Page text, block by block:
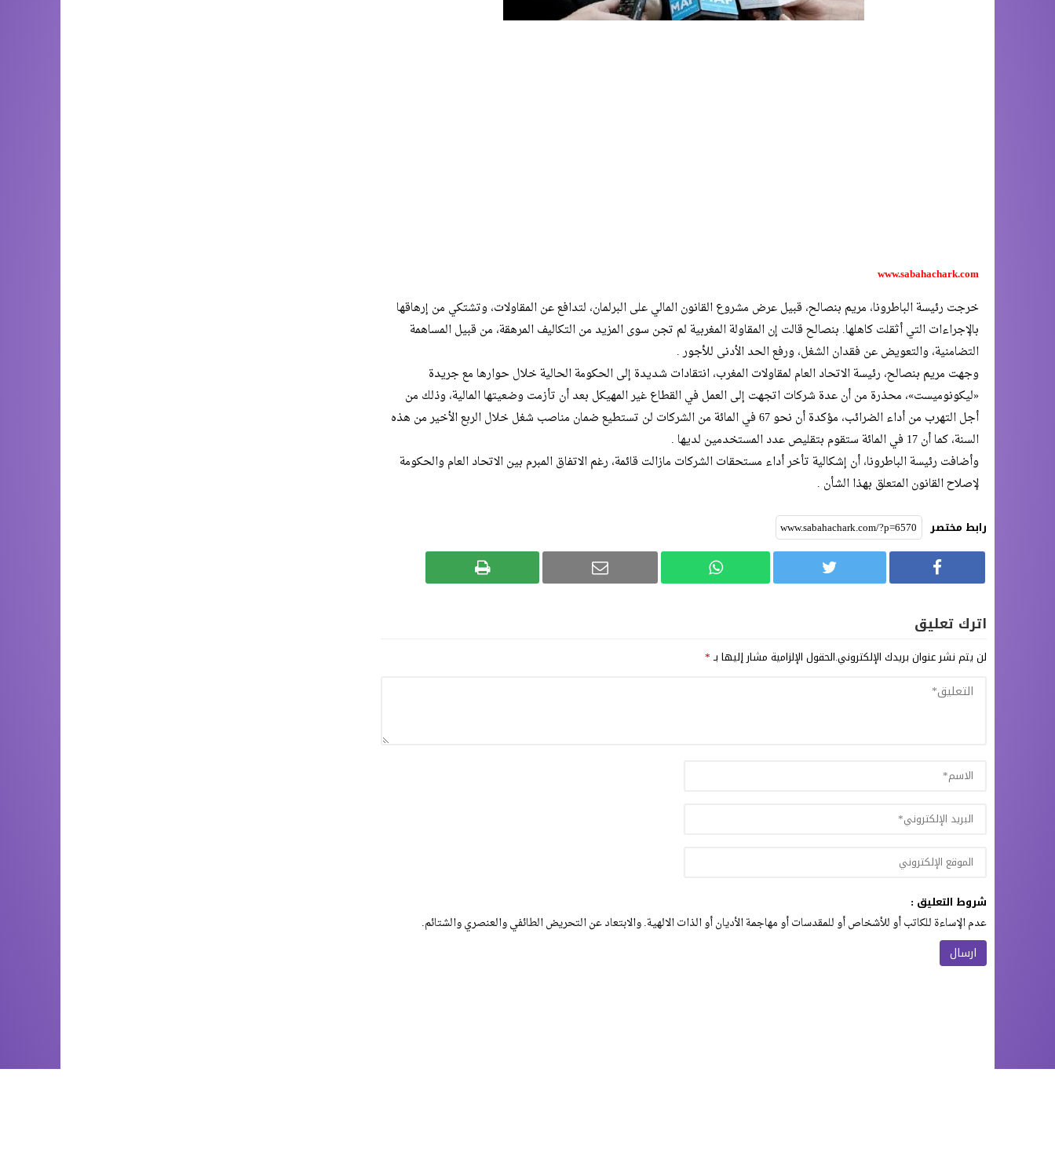
www.sabahachark.com
خرجت رئيسة الباطرونا، مريم بنصالح، قبيل عرض مشروع القانون المالي على البرلمان، لتدافع عن المقاولات، وتشتكي من إرهاقها
بالإجراءات التي أثقلت كاهلها. بنصالح قالت إن المقاولة المغربية لم تجن سوى المزيد من التكاليف المرهقة، من قبيل المساهمة
التضامنية، والتعويض عن فقدان الشغل، ورفع الحد الأدنى للأجور .
وجهت مريم بنصالح، رئيسة الاتحاد العام لمقاولات المغرب، انتقادات شديدة إلى الحكومة الحالية خلال حوارها مع جريدة
«ليكونوميست»، محذرة من أن عدة شركات اتجهت إلى العمل في القطاع غير المهيكل بعد أن تأزمت وضعيتها المالية، وذلك من
أجل التهرب من أداء الضرائب، مؤكدة أن نحو 67 في المائة من الشركات لن تستطيع ضمان مناصب شغل خلال الربع الأخير من هذه
السنة، كما أن 17 في المائة ستقوم بتقليص عدد المستخدمين لديها .
وأضافت رئيسة الباطرونا، أن إشكالية تأخر أداء مستحقات الشركات مازالت قائمة، رغم الاتفاق المبرم بين الاتحاد العام والحكومة
لإصلاح القانون المتعلق بهذا الشأن .
رابط مختصر
اترك تعليق
لن يتم نشر عنوان بريدك الإلكتروني.الحقول الإلزامية مشار إليها بـ*
شروط التعليق :
عدم الإساءة للكاتب أو للأشخاص أو للمقدسات أو مهاجمة الأديان أو الذات الالهية. والابتعاد عن التحريض الطائفي والعنصري والشتائم.